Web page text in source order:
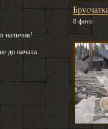
наличия!
до начала
8 фото